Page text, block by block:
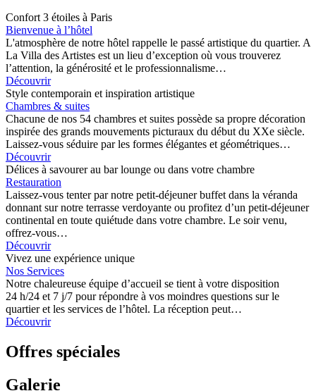
Confort 3 étoiles à Paris
Bienvenue à l’hôtel
L'atmosphère de notre hôtel rappelle le passé artistique du quartier. A
La Villa des Artistes est un lieu d’exception où vous trouverez
l’attention, la générosité et le professionnalisme…
Découvrir
Style contemporain et inspiration artistique
Chambres & suites
Chacune de nos 54 chambres et suites possède sa propre décoration
inspirée des grands mouvements picturaux du début du XXe siècle.
Laissez-vous séduire par les formes élégantes et géométriques…
Découvrir
Délices à savourer au bar lounge ou dans votre chambre
Restauration
Laissez-vous tenter par notre petit-déjeuner buffet dans la véranda
donnant sur notre terrasse verdoyante ou profitez d’un petit-déjeuner
continental en toute quiétude dans votre chambre. Le soir venu,
offrez-vous…
Découvrir
Vivez une expérience unique
Nos Services
Notre chaleureuse équipe d’accueil se tient à votre disposition
24 h/24 et 7 j/7 pour répondre à vos moindres questions sur le
quartier et les services de l’hôtel. La réception peut…
Découvrir
Offres spéciales
Galerie